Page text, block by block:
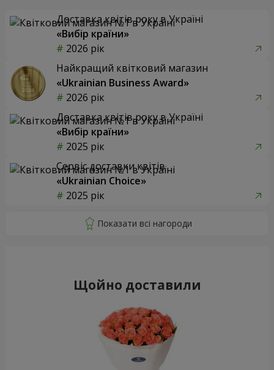
Доставка квітів року в Україні
«Вибір країни»
2026 рік
Найкращий квітковий магазин
«Ukrainian Business Award»
2026 рік
Доставка квітів року в Україні
«Вибір країни»
2025 рік
Сервіс доставки квітів
«Ukrainian Choice»
2025 рік
Щойно доставили